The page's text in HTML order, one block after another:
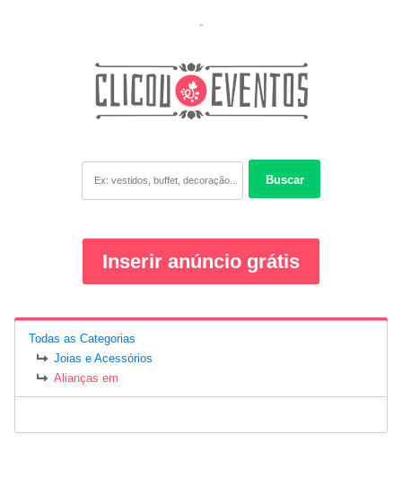
-
Buscar
Inserir anúncio grátis
Todas as Categorias
Joias e Acessórios
Alianças em